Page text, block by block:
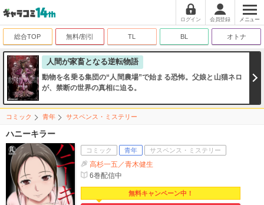
ログイン 会員登録 メニュー
総合TOP 無料/割引 TL BL オトナ
人間が家畜となる逆転物語
動物を名乗る集団の“人間農場”で始まる恐怖。父娘と山猫ネロ
が、禁断の世界の真相に迫る。
コミック 青年 サスペンス・ミステリー
ハニーキラー
コミック 青年 サスペンス・ミステリー
高杉一五／青木健生
6巻配信中
無料キャンペーン中！